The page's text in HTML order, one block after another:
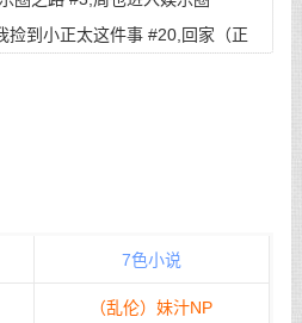
捡到小正太这件事 #20,回家（正
7色小说
（乱伦）妹汁NP